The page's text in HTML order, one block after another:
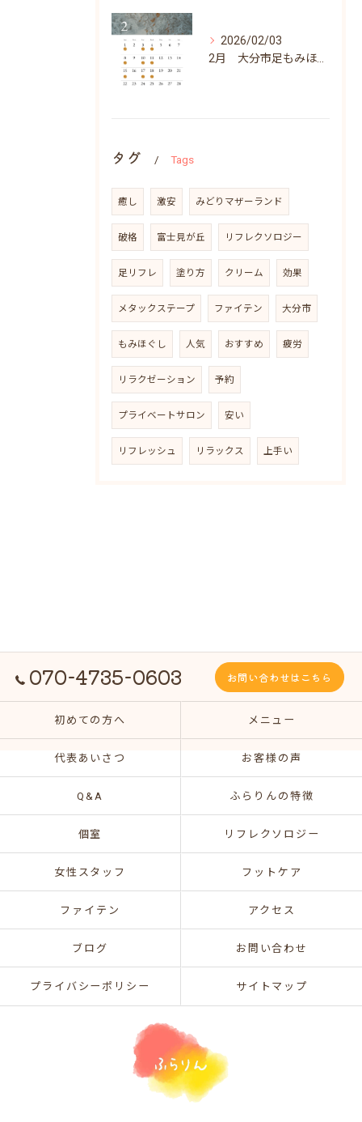
2026/02/03
タグ Tags
癒し 激安 みどりマザーランド
破格 富士見が丘 リフレクソロジー
足リフレ 塗り方 クリーム 効果
メタックステープ ファイテン 大分市
もみほぐし 人気 おすすめ 疲労
リラクゼーション 予約
プライベートサロン 安い
リフレッシュ リラックス 上手い
070-4735-0603 お問い合わせはこちら
初めての方へ メニュー
代表あいさつ お客様の声
Q&A ふらりんの特徴
個室 リフレクソロジー
女性スタッフ フットケア
ファイテン アクセス
ブログ お問い合わせ
プライバシーポリシー サイトマップ